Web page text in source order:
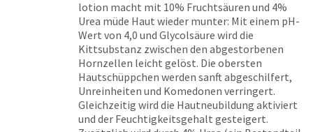
lotion macht mit 10% Fruchtsäuren und 4%
Urea müde Haut wieder munter: Mit einem pH-
Wert von 4,0 und Glycolsäure wird die
Kittsubstanz zwischen den abgestorbenen
Hornzellen leicht gelöst. Die obersten
Hautschüppchen werden sanft abgeschilfert,
Unreinheiten und Komedonen verringert.
Gleichzeitig wird die Hautneubildung aktiviert
und der Feuchtigkeitsgehalt gesteigert.